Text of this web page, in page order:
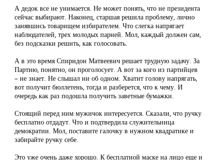
А дедок все не унимается. Не может понять, что не президента
сейчас выбирают. Наконец, старшая решила проблему, лично
занявшись товарищем избирателем. Что слегка напрягает
наблюдателей, трех молодых парней. Мол, каждый должен сам,
без подсказки решить, как голосовать.
А в это время Спиридон Матвеевич решает трудную задачу. За
Партию, понятно, он проголосует. А вот за кого из партийцев
– не знает. Не слышал ни об одном. Хватит голову напрягать,
вот получит бюллетень, тогда и разберется, что к чему. И
очередь как раз подошла получить заветные бумажки.
Стоящий перед ним мужичок интересуется. Сказали, что ручку
бесплатно отдадут. Что и подтвердила служительница
демократии. Мол, поставите галочку в нужном квадратике и
забирайте ручку себе.
Это уже очень даже хорошо. К бесплатной маске на лицо еще и